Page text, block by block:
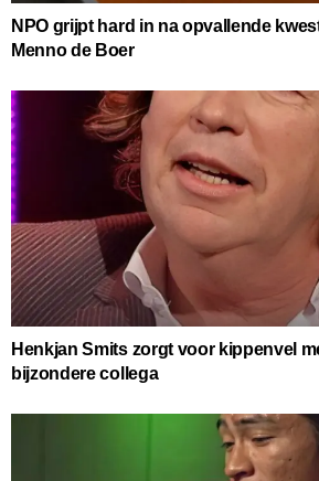
NPO grijpt hard in na opvallende
Menno de Boer
Henkjan Smits zorgt voor kippenvel
bijzondere collega